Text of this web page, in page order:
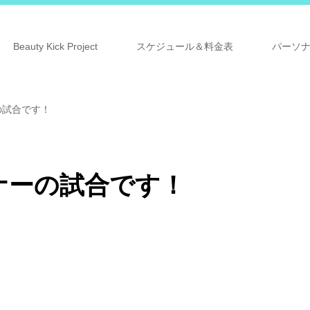
Beauty Kick Project スケジュール＆料金表 パーソ
合です！
の試合です！